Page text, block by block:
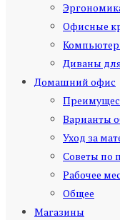
Офисные
Диваны
Домашний офис
Варианты
Уход за
Советы по
Рабочее
Общее
Магазины